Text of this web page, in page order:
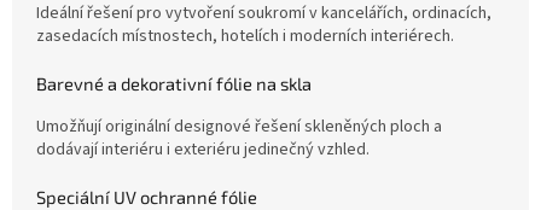
Ideální řešení pro vytvoření soukromí v kancelářích, ordinacích,
zasedacích místnostech, hotelích i moderních interiérech.
Barevné a dekorativní fólie na skla
Umožňují originální designové řešení skleněných ploch a
dodávají interiéru i exteriéru jedinečný vzhled.
Speciální UV ochranné fólie